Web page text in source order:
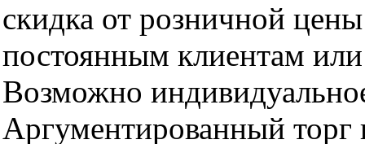
скидка от розничной
постоянным клиентам
Возможно
Аргументированный торг